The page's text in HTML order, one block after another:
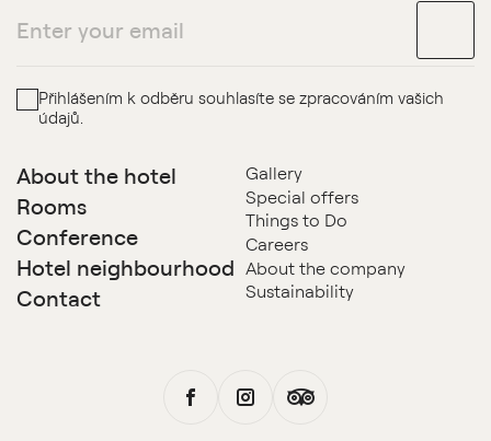
About the hotel
Rooms
Conference
Hotel neighbourhood
Contact
Gallery
Special offers
Things to Do
Careers
About the company
Sustainability
Přihlášením k odběru souhlasíte se zpracováním vašich
údajů.